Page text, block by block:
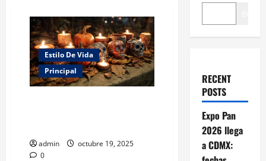
Estilo De Vida
Principal
admin
octubre 19, 2025
0
RECENT
POSTS
Expo Pan
2026 llega
a CDMX: